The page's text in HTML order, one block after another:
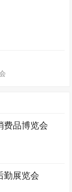
费品博览会
勤展览会